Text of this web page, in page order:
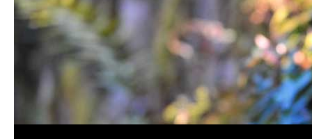
ス
キ